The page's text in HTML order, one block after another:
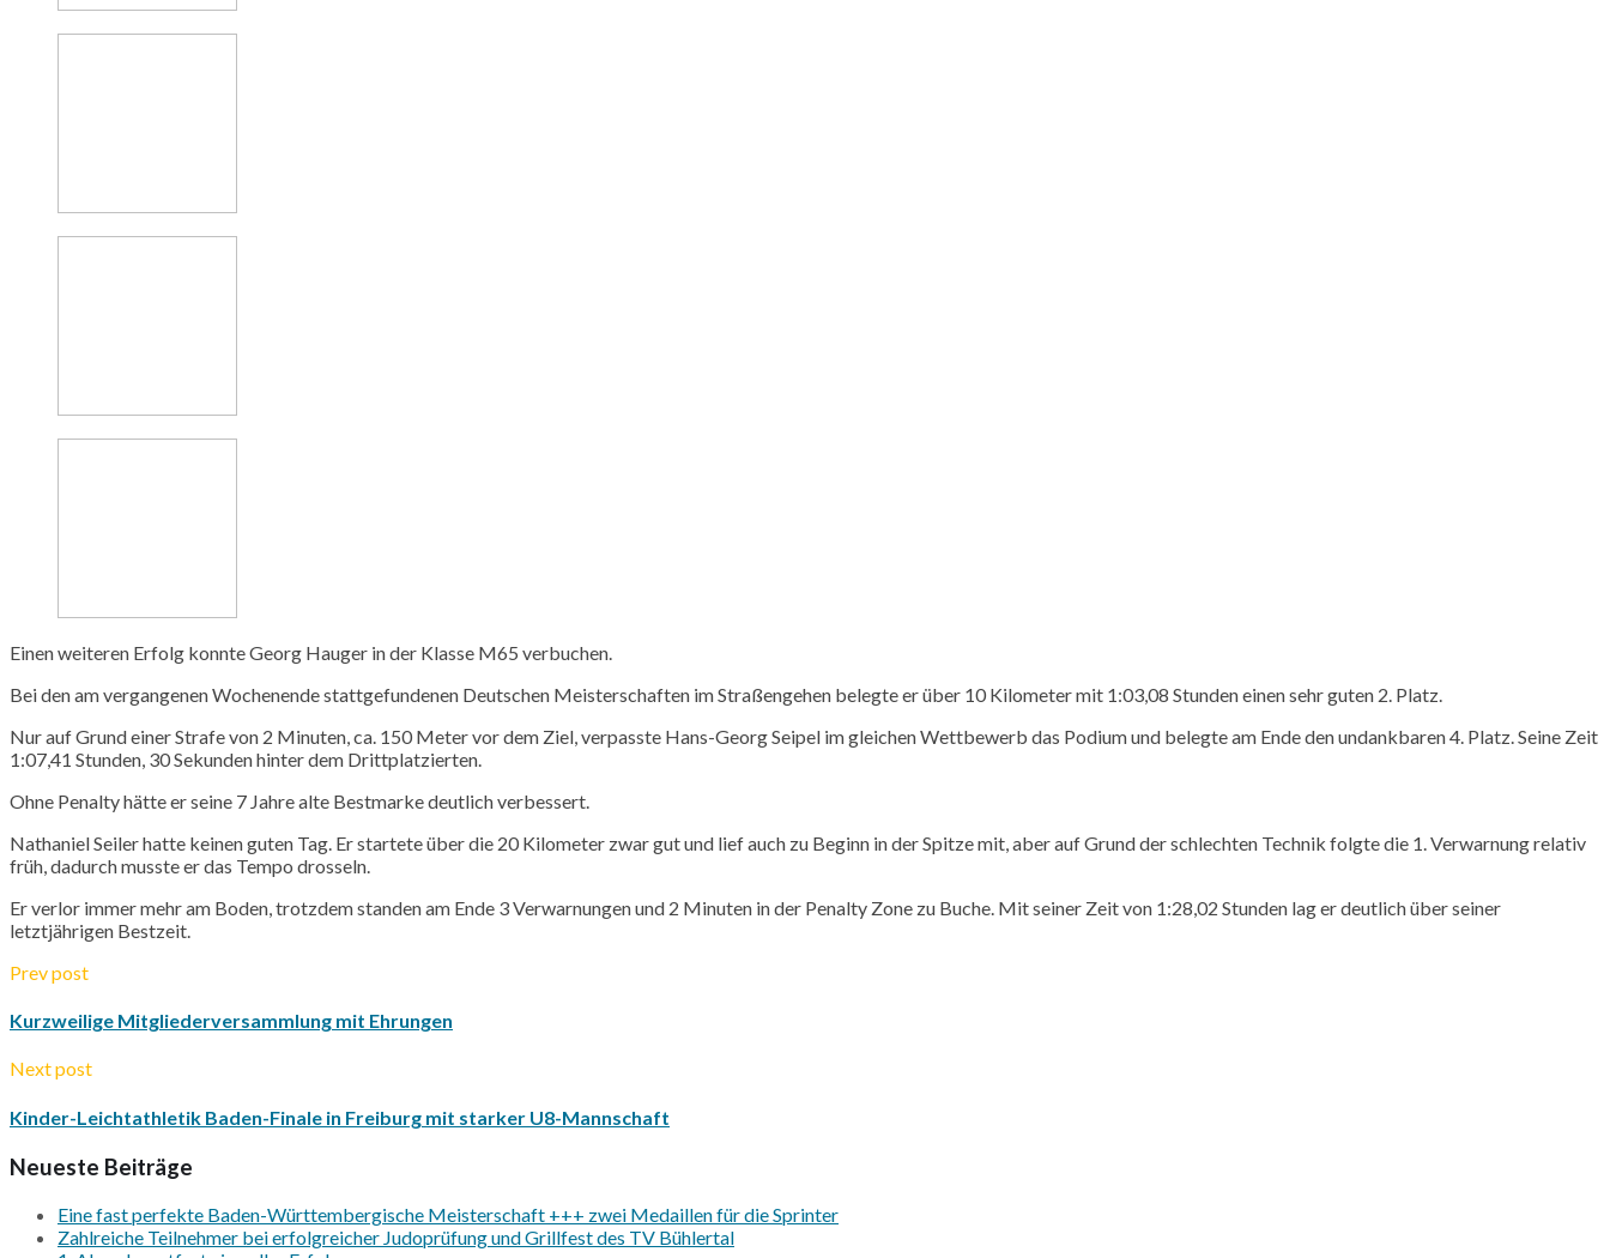
Einen weiteren Erfolg konnte Georg Hauger in der Klasse M65 verbuchen.
Bei den am vergangenen Wochenende stattgefundenen Deutschen Meisterschaften im Straßengehen belegte er über 10 Kilometer mit 1:03,08 Stunden einen sehr guten 2. Platz.
Nur auf Grund einer Strafe von 2 Minuten, ca. 150 Meter vor dem Ziel, verpasste Hans-GeorgSeipel im gleichen Wettbewerb das Podium und belegte am Ende den undankbaren 4. Platz. Seine Zeit
1:07,41 Stunden, 30 Sekunden hinter dem Drittplatzierten.
Ohne Penaltyhätte er seine 7 Jahre alte Bestmarke deutlich verbessert.
NathanielSeiler hatte keinen guten Tag. Er startete über die 20 Kilometer zwar gut und lief auch zu Beginn in der Spitze mit, aber auf Grund der schlechten Technik folgte die 1. Verwarnung relativ
früh, dadurch musste er das Tempo drosseln.
Er verlor immer mehr am Boden, trotzdem standen am Ende 3 Verwarnungen und 2 Minuten in der Penalty Zone zu Buche. Mit seiner Zeit von 1:28,02 Stunden lag er deutlich über seiner
letztjährigen Bestzeit.
Prev post
Kurzweilige Mitgliederversammlung mit Ehrungen
Next post
Kinder-Leichtathletik Baden-Finale in Freiburg mit starker U8-Mannschaft
Neueste Beiträge
Eine fast perfekte Baden-Württembergische Meisterschaft +++ zwei Medaillen für die Sprinter
Zahlreiche Teilnehmer bei erfolgreicher Judoprüfung und Grillfest des TV Bühlertal